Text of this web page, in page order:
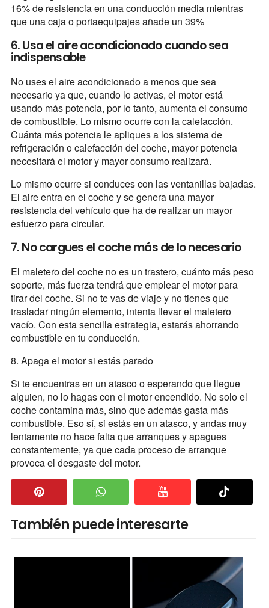
16% de resistencia en una conducción media mientras
que una caja o portaequipajes añade un 39%
6. Usa el aire acondicionado cuando sea
indispensable
No uses el aire acondicionado a menos que sea
necesario ya que, cuando lo activas, el motor está
usando más potencia, por lo tanto, aumenta el consumo
de combustible. Lo mismo ocurre con la calefacción.
Cuánta más potencia le apliques a los sistema de
refrigeración o calefacción del coche, mayor potencia
necesitará el motor y mayor consumo realizará.
Lo mismo ocurre si conduces con las ventanillas bajadas.
El aire entra en el coche y se genera una mayor
resistencia del vehículo que ha de realizar un mayor
esfuerzo para circular.
7. No cargues el coche más de lo necesario
El maletero del coche no es un trastero, cuánto más peso
soporte, más fuerza tendrá que emplear el motor para
tirar del coche. Si no te vas de viaje y no tienes que
trasladar ningún elemento, intenta llevar el maletero
vacío. Con esta sencilla estrategia, estarás ahorrando
combustible en tu conducción.
8. Apaga el motor si estás parado
Si te encuentras en un atasco o esperando que llegue
alguien, no lo hagas con el motor encendido. No solo el
coche contamina más, sino que además gasta más
combustible. Eso sí, si estás en un atasco, y andas muy
lentamente no hace falta que arranques y apagues
constantemente, ya que cada proceso de arranque
provoca el desgaste del motor.
También puede interesarte